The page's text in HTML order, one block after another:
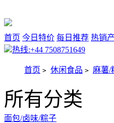
首页 今日特价 每日推荐 热销
热线:+44 7508751649
首页 > 休闲食品 > 麻薯/
所有分类
面包/卤味/粽子